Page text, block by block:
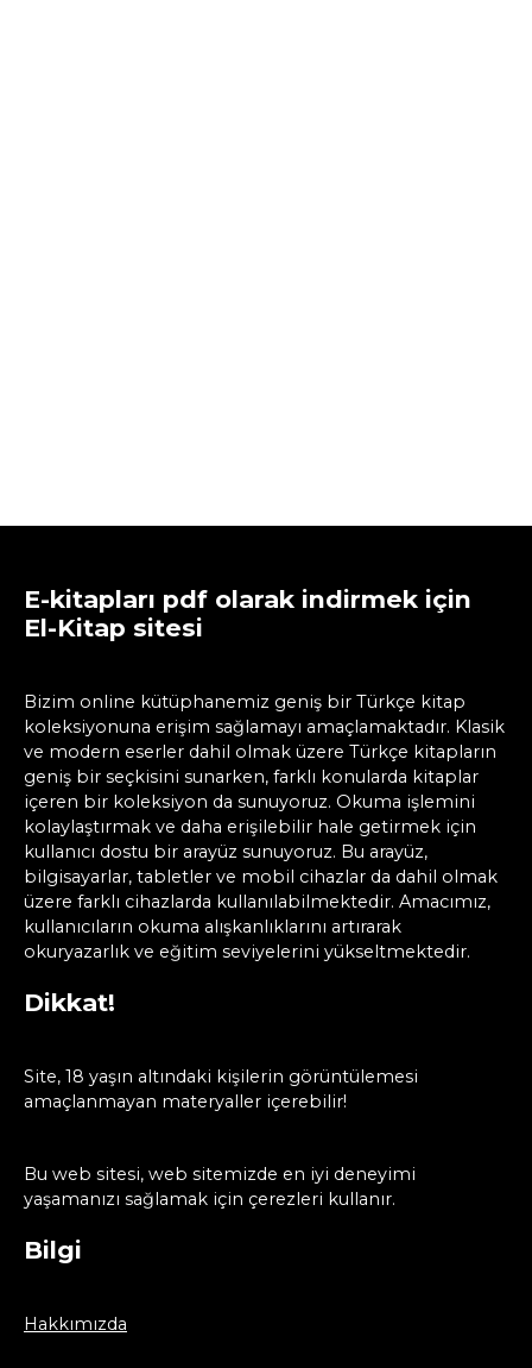
E-kitapları pdf olarak indirmek için
El-Kitap sitesi
Bizim online kütüphanemiz geniş bir Türkçe kitap
koleksiyonuna erişim sağlamayı amaçlamaktadır. Klasik
ve modern eserler dahil olmak üzere Türkçe kitapların
geniş bir seçkisini sunarken, farklı konularda kitaplar
içeren bir koleksiyon da sunuyoruz. Okuma işlemini
kolaylaştırmak ve daha erişilebilir hale getirmek için
kullanıcı dostu bir arayüz sunuyoruz. Bu arayüz,
bilgisayarlar, tabletler ve mobil cihazlar da dahil olmak
üzere farklı cihazlarda kullanılabilmektedir. Amacımız,
kullanıcıların okuma alışkanlıklarını artırarak
okuryazarlık ve eğitim seviyelerini yükseltmektedir.
Dikkat!
Site, 18 yaşın altındaki kişilerin görüntülemesi
amaçlanmayan materyaller içerebilir!
Bu web sitesi, web sitemizde en iyi deneyimi
yaşamanızı sağlamak için çerezleri kullanır.
Bilgi
Hakkımızda